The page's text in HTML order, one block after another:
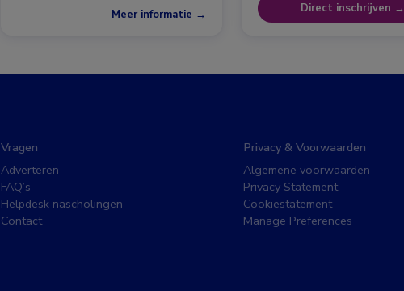
Meer informatie →
Direct inschrijven →
Vragen
Adverteren
FAQ’s
Helpdesk nascholingen
Contact
Privacy & Voorwaarden
Algemene voorwaarden
Privacy Statement
Cookiestatement
Manage Preferences